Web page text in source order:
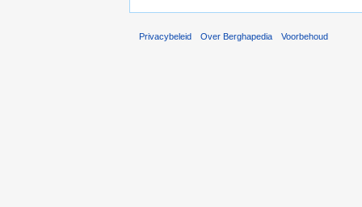
Privacybeleid Over Berghapedia Voorbehoud